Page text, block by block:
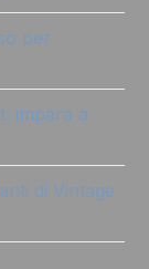
per
impara a
di Vintage